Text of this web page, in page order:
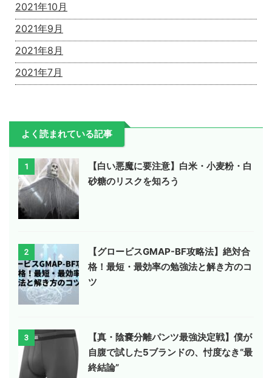
2021年10月
2021年9月
2021年8月
2021年7月
よく読まれている記事
1
【白い悪魔に要注意】白米・小麦粉・白
砂糖のリスクを知ろう
2
【グロービスGMAP-BF攻略法】絶対合
格！最短・最効率の勉強法と解き方のコ
ツ
3
【真・陰嚢分離パンツ最強決定戦】僕が
自腹で試した5ブランドの、忖度なき“最
終結論”